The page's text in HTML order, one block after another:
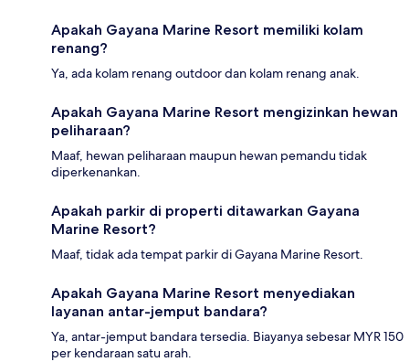
Apakah Gayana Marine Resort memiliki kolam
renang?
Ya, ada kolam renang outdoor dan kolam renang anak.
Apakah Gayana Marine Resort mengizinkan hewan
peliharaan?
Maaf, hewan peliharaan maupun hewan pemandu tidak
diperkenankan.
Apakah parkir di properti ditawarkan Gayana
Marine Resort?
Maaf, tidak ada tempat parkir di Gayana Marine Resort.
Apakah Gayana Marine Resort menyediakan
layanan antar-jemput bandara?
Ya, antar-jemput bandara tersedia. Biayanya sebesar MYR 150
per kendaraan satu arah.